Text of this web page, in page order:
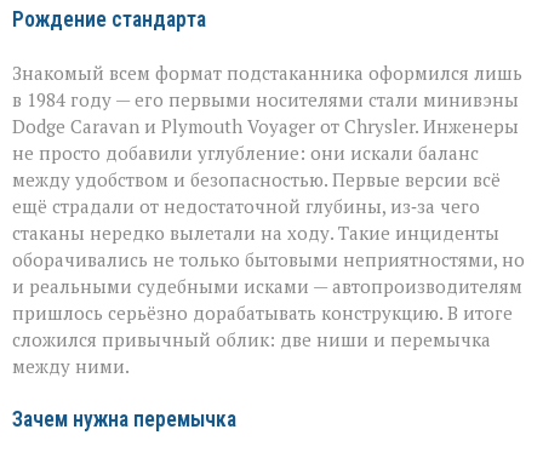
Рождение стандарта
Знакомый всем формат подстаканника оформился лишь
в 1984 году — его первыми носителями стали минивэны
Dodge Caravan и Plymouth Voyager от Chrysler. Инженеры
не просто добавили углубление: они искали баланс
между удобством и безопасностью. Первые версии всё
ещё страдали от недостаточной глубины, из‑за чего
стаканы нередко вылетали на ходу. Такие инциденты
оборачивались не только бытовыми неприятностями, но
и реальными судебными исками — автопроизводителям
пришлось серьёзно дорабатывать конструкцию. В итоге
сложился привычный облик: две ниши и перемычка
между ними.
Зачем нужна перемычка